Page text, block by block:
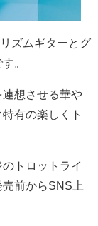
ズムギターとグ
。
想させる華や
有の楽しくト
トロットライ
前からSNS上